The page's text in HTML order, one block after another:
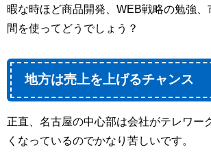
暇な時ほど商品開発、WEB戦略の勉強
間を使ってどうでしょう？
地方は売上を上げるチャンス
正直、名古屋の中心部は会社がテレワー
くなっているのでかなり苦しいです。